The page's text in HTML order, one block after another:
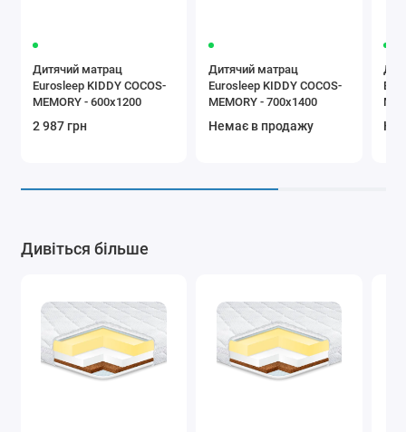
Дитячий матрац
Eurosleep KIDDY COCOS-
MEMORY - 600х1200
2 987 грн
Дитячий матрац
Eurosleep KIDDY COCOS-
MEMORY - 700х1400
Немає в продажу
Дивіться більше